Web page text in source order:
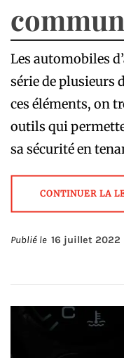
Les automobiles
série de plusieurs
ces éléments, on
outils qui
sa sécurité en
CONTINUER LA
Publié le 16 juillet 2022